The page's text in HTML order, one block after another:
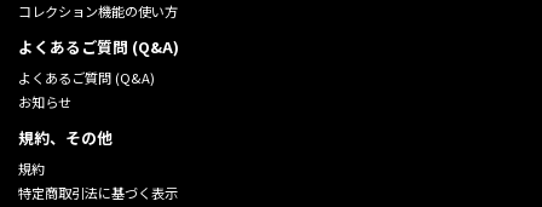
コレクション機能の使い方
よくあるご質問 (Q&A)
よくあるご質問 (Q&A)
お知らせ
規約、その他
規約
特定商取引法に基づく表示